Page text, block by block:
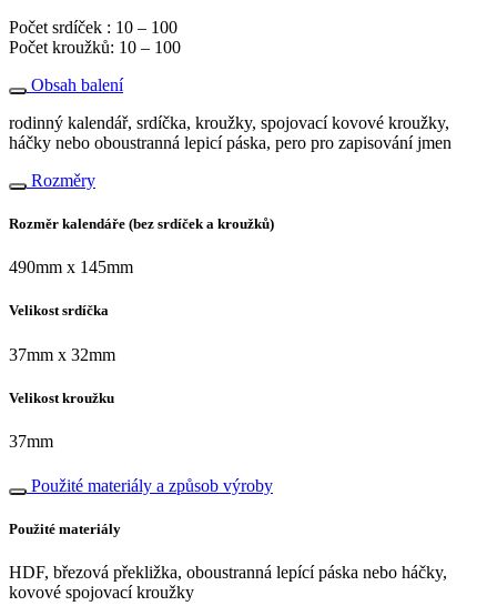
Počet srdíček : 10 – 100
Počet kroužků: 10 – 100
Obsah balení
rodinný kalendář, srdíčka, kroužky, spojovací kovové kroužky,
háčky nebo oboustranná lepicí páska, pero pro zapisování jmen
Rozměry
Rozměr kalendáře (bez srdíček a kroužků)
490mm x 145mm
Velikost srdíčka
37mm x 32mm
Velikost kroužku
37mm
Použité materiály a způsob výroby
Použité materiály
HDF, březová překližka, oboustranná lepící páska nebo háčky,
kovové spojovací kroužky